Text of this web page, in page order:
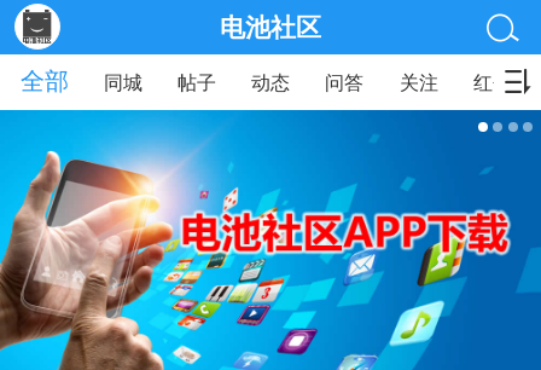
电池社区
全部
同城 帖子 动态 问答 关注 红包